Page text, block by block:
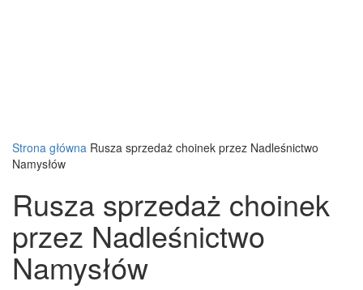
Strona główna Rusza sprzedaż choinek przez Nadleśnictwo
Namysłów
Rusza sprzedaż choinek
przez Nadleśnictwo
Namysłów